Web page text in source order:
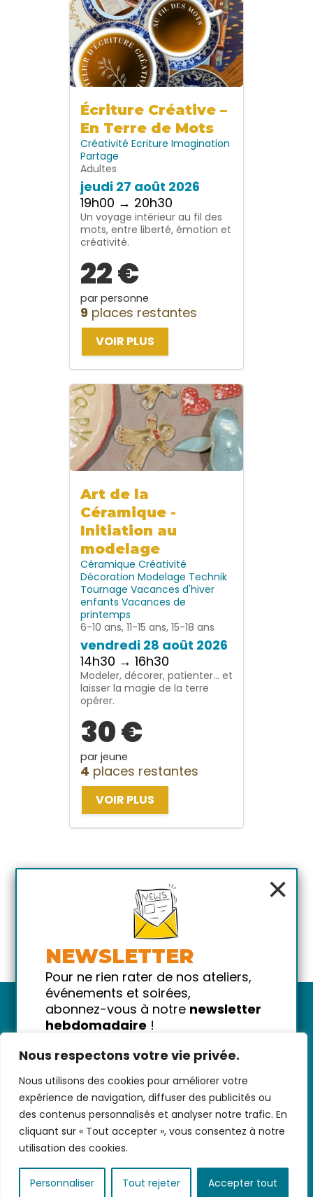
Nous respectons votre vie privée.
Nous utilisons des cookies pour améliorer votre
expérience de navigation, diffuser des publicités ou
des contenus personnalisés et analyser notre trafic. En
cliquant sur « Tout accepter », vous consentez à notre
utilisation des cookies.
Personnaliser Tout rejeter Accepter tout
Écriture Créative –
En Terre de Mots
Créativité Ecriture Imagination
Partage
Adultes
jeudi 27 août 2026
19h00 → 20h30
Un voyage intérieur au fil des
mots, entre liberté, émotion et
créativité.
22 €
par personne
9 places restantes
VOIR PLUS
Art de la
Céramique -
Initiation au
modelage
Céramique Créativité
Décoration Modelage Technik
Tournage Vacances d'hiver
enfants Vacances de
printemps
6-10 ans, 11-15 ans, 15-18 ans
vendredi 28 août 2026
14h30 → 16h30
Modeler, décorer, patienter… et
laisser la magie de la terre
opérer.
30 €
par jeune
4 places restantes
VOIR PLUS
Nous contacter- CGV/CGU-Données
personnelles-Infos pratiques- FAQ
×
NEWSLETTER
Pour ne rien rater de nos ateliers,
événements et soirées,
abonnez-vous à notre newsletter
hebdomadaire !
!
Votre email